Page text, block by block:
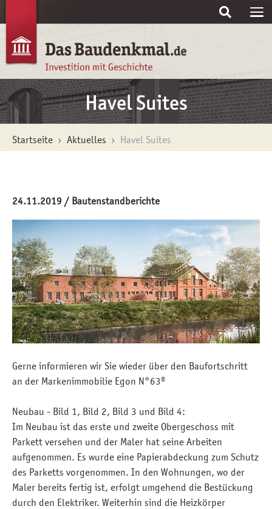
Havel Suites
Startseite Aktuelles Havel Suites
24.11.2019 / Bautenstandberichte
Gerne informieren wir Sie wieder über den Baufortschritt
an der Markenimmobilie Egon N°63®
Neubau - Bild 1, Bild 2, Bild 3 und Bild 4:
Im Neubau ist das erste und zweite Obergeschoss mit
Parkett versehen und der Maler hat seine Arbeiten
aufgenommen. Es wurde eine Papierabdeckung zum Schutz
des Parketts vorgenommen. In den Wohnungen, wo der
Maler bereits fertig ist, erfolgt umgehend die Bestückung
durch den Elektriker. Weiterhin sind die Heizkörper